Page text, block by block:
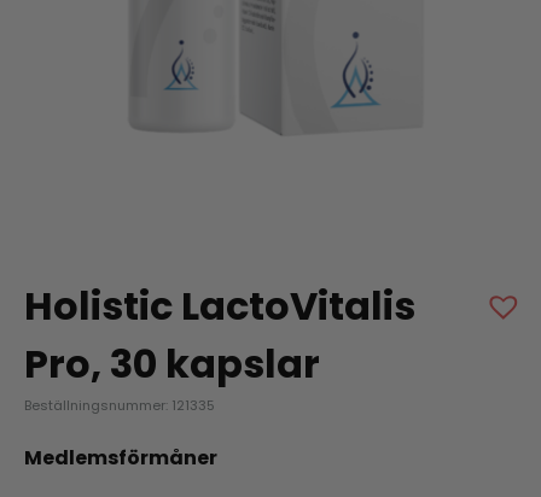
Holistic LactoVitalis
Pro, 30 kapslar
Beställningsnummer: 121335
Medlemsförmåner